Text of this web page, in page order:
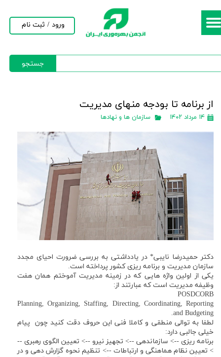
جستجو
ورود / ثبت نام
حساب کاربری من
از برنامه تا بودجه منهای مدیریت
۱۴ مرداد ۱۴۰۲ سازمان ها و نهادها
دکتر حمیدرضا نایبی* در یادداشتی به بررسی ضرورت احیای مجدد
سازمان مدیریت و برنامه ریزی کشور پرداخته است.
یکی از اولین واژه هایی که در زمینه مدیریت آموختم همان هفت
وظیفه مدیریت است که عبارتند از:
POSDCORB
Planning, Organizing, Staffing, Directing, Coordinating, Reporting
and Budgeting.
لطفا به توالی منطقی و کاملا فنی این حروف دقت کنید چون پیام
خیلی جالبی دارد:
برنامه ریزی --> سازماندهی --> تجهیز نیرو --> تعیین الگوی رهبری --
> تعیین نظام هماهنگی و ارتباطات --> تنظیم نحوه گزارش دهی و در